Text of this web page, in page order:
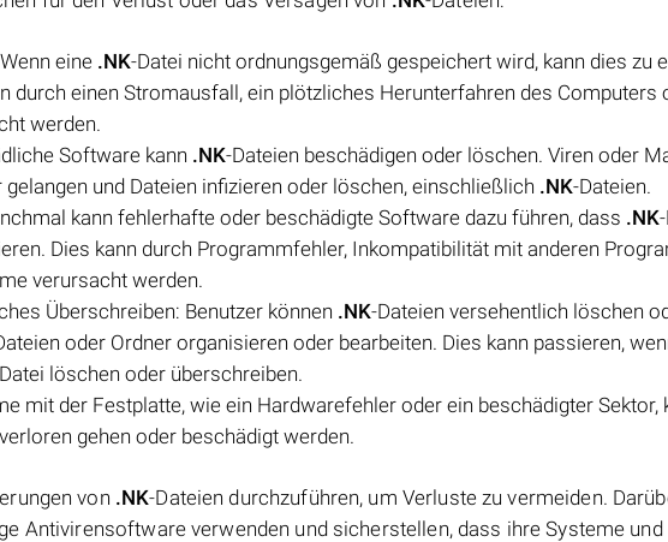
eine .NK-Datei nicht ordnungsgemäß gespeichert wird, kann dies zu
durch einen Stromausfall, ein plötzliches Herunterfahren des Computers
werden.
Software kann .NK-Dateien beschädigen oder löschen. Viren oder
und Dateien infizieren oder löschen, einschließlich .NK-Dateien.
kann fehlerhafte oder beschädigte Software dazu führen, dass .NK
Dies kann durch Programmfehler, Inkompatibilität mit anderen
verursacht werden.
Überschreiben: Benutzer können .NK-Dateien versehentlich löschen
oder Ordner organisieren oder bearbeiten. Dies kann passieren,
löschen oder überschreiben.
mit der Festplatte, wie ein Hardwarefehler oder ein beschädigter Sektor,
gehen oder beschädigt werden.
von .NK-Dateien durchzuführen, um Verluste zu vermeiden.
Antivirensoftware verwenden und sicherstellen, dass ihre Systeme